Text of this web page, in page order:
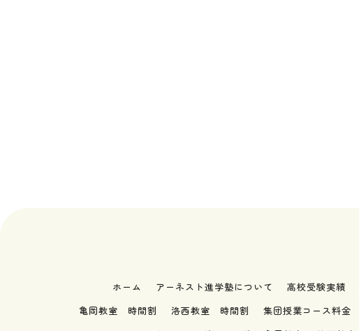
ホーム アーネスト進学塾について 高校受験実績
亀岡教室 時間割
洛西教室 時間割 集団授業コース料金